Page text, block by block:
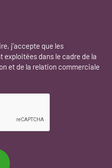
j’accepte que les
dans le cadre de la
et de la relation commerciale